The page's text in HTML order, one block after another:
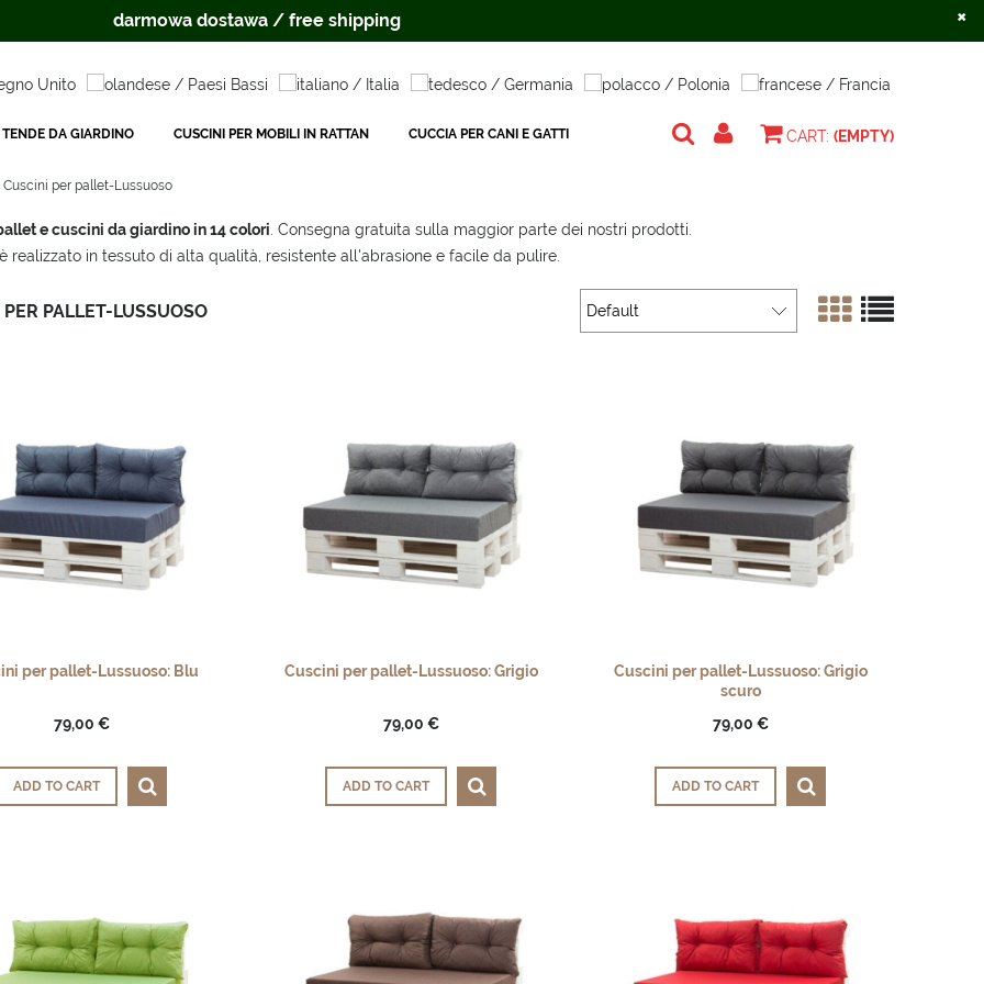
CART: (EMPTY)
TENDE DA GIARDINO CUSCINI PER MOBILI IN RATTAN CUCCIA PER CANI E GATTI
Cuscini per pallet-Lussuoso
e cuscini da giardino in 14 colori. Consegna gratuita sulla maggior parte dei nostri prodotti.
realizzato in tessuto di alta qualità, resistente all'abrasione e facile da pulire.
PALLET-LUSSUOSO
per pallet-Lussuoso: Blu
79,00 €
ADD TO CART
Cuscini per pallet-Lussuoso: Grigio
79,00 €
ADD TO CART
Cuscini per pallet-Lussuoso: Grigio
scuro
79,00 €
ADD TO CART
darmowa dostawa / free shipping ×